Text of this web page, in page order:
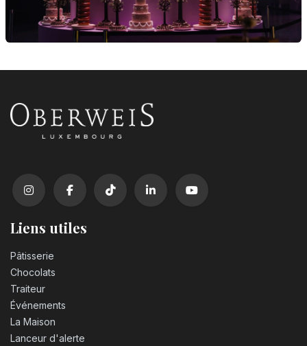
Liens utiles
Pâtisserie
Chocolats
Traiteur
Événements
La Maison
Lanceur d'alerte